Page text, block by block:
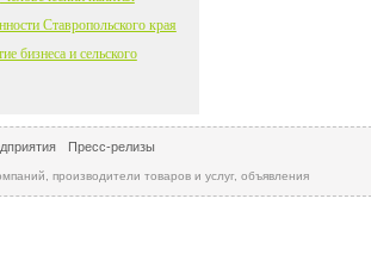
Ставропольского края
бизнеса и сельского
Пресс-релизы
производители товаров и услуг, объявления